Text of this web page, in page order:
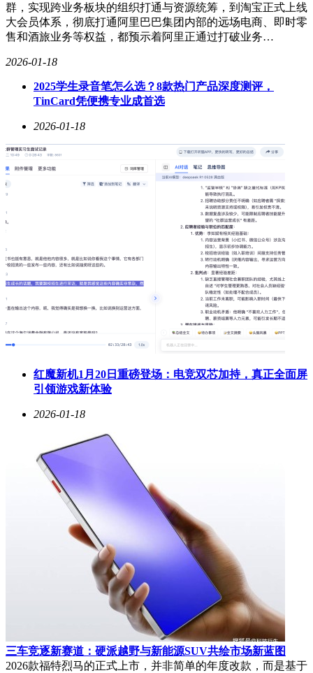
群，实现跨业务板块的组织打通与资源统筹，到淘宝正式上线
大会员体系，彻底打通阿里巴巴集团内部的远场电商、即时零
售和酒旅业务等权益，都预示着阿里正通过打破业务…
2026-01-18
2025学生录音笔怎么选？8款热门产品深度测评，
TinCard凭便携专业成首选
2026-01-18
红魔新机1月20日重磅登场：电竞双芯加持，真正全面屏
引领游戏新体验
2026-01-18
三车竞逐新赛道：硬派越野与新能源SUV共绘市场新蓝图
2026款福特烈马的正式上市，并非简单的年度改款，而是基于